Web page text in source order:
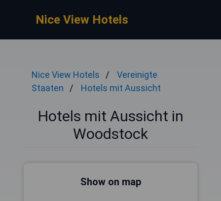
Nice View Hotels
Nice View Hotels
Vereinigte
Staaten
Hotels mit Aussicht
Hotels mit Aussicht in
Woodstock
Show on map